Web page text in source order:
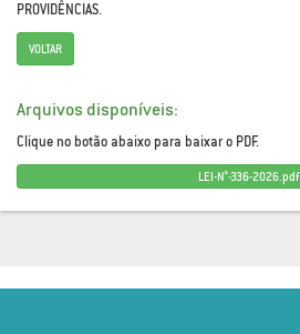
PROVIDÊNCIAS.
VOLTAR
Arquivos disponíveis:
Clique no botão abaixo para baixar o PDF.
LEI-N°-336-2026.pdf